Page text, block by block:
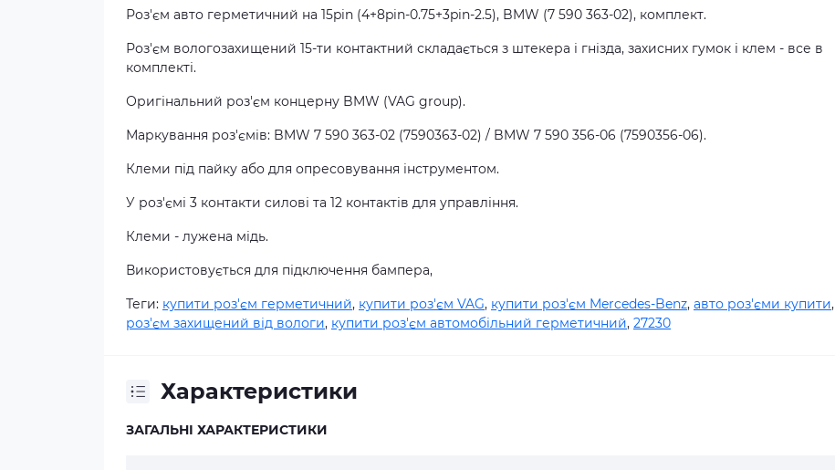
Роз'єм авто герметичний на 15pin (4+8pin-0.75+3pin-2.5), BMW (7 590 363-02), комплект.
Роз'єм вологозахищений 15-ти контактний складається з штекера і гнізда, захисних гумок і клем - все в
комплекті.
Оригінальний роз'єм концерну BMW (VAG group).
Маркування роз'ємів: BMW 7 590 363-02 (7590363-02) / BMW 7 590 356-06 (7590356-06).
Клеми під пайку або для опресовування інструментом.
У роз'ємі 3 контакти силові та 12 контактів для управління.
Клеми - лужена мідь.
Використовується для підключення бампера,
Теги: купити роз'єм герметичний, купити роз'єм VAG, купити роз'єм Mercedes-Benz, авто роз'єми купити,
роз'єм захищений від вологи, купити роз'єм автомобільний герметичний, 27230
Характеристики
ЗАГАЛЬНІ ХАРАКТЕРИСТИКИ